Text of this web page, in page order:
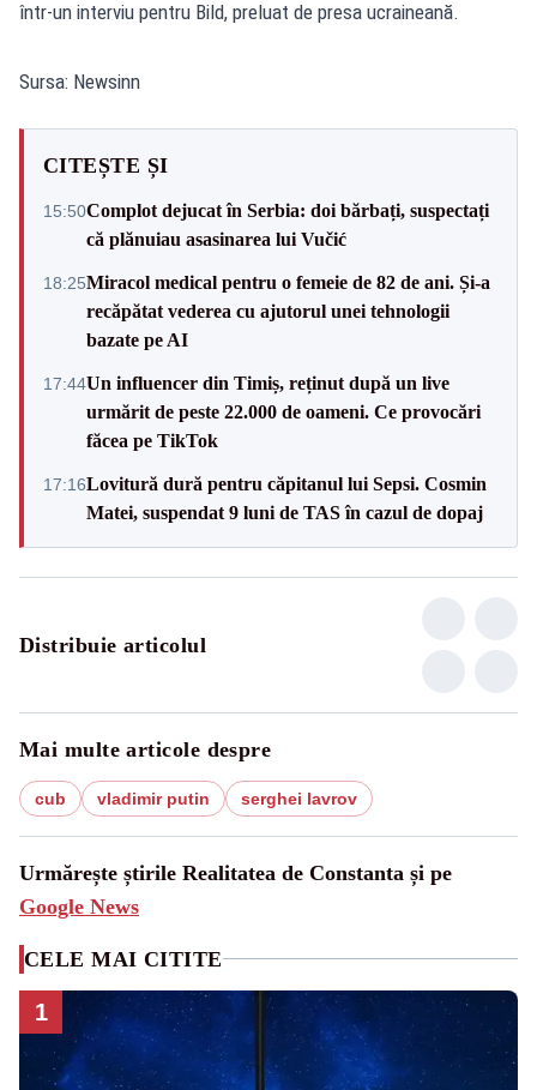
într-un interviu pentru Bild, preluat de presa ucraineană.
Sursa: Newsinn
CITEȘTE ȘI
15:50Complot dejucat în Serbia: doi bărbați, suspectați
că plănuiau asasinarea lui Vučić
18:25Miracol medical pentru o femeie de 82 de ani. Și-a
recăpătat vederea cu ajutorul unei tehnologii
bazate pe AI
17:44Un influencer din Timiș, reținut după un live
urmărit de peste 22.000 de oameni. Ce provocări
făcea pe TikTok
17:16Lovitură dură pentru căpitanul lui Sepsi. Cosmin
Matei, suspendat 9 luni de TAS în cazul de dopaj
Distribuie articolul
Mai multe articole despre
cub vladimir putin serghei lavrov
Urmărește știrile Realitatea de Constanta și pe
Google News
CELE MAI CITITE
1